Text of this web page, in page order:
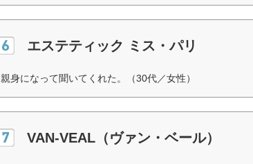
エステティック ミス・パリ
親身になって聞いてくれた。（30代／女性）
VAN-VEAL（ヴァン・ベール）